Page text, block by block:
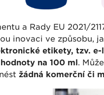
a Rady EU 2021/
inovaci ve
etikety, tzv. e-
na 100 ml.
žádná komerční či